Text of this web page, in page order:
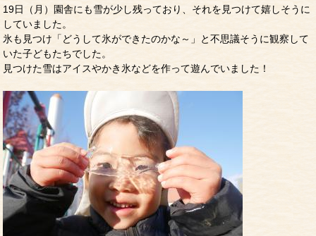
19日（月）園舎にも雪が少し残っており、それを見つけて嬉しそうに
していました。
氷も見つけ「どうして氷ができたのかな～」と不思議そうに観察して
いた子どもたちでした。
見つけた雪はアイスやかき氷などを作って遊んでいました！